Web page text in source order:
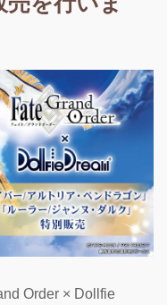
Order × Dollfie